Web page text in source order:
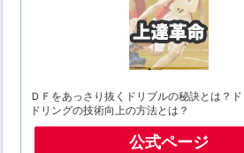
ＤＦをあっさり抜くドリブルの秘訣とは？
ドリングの技術向上の方法とは？
公式ページ